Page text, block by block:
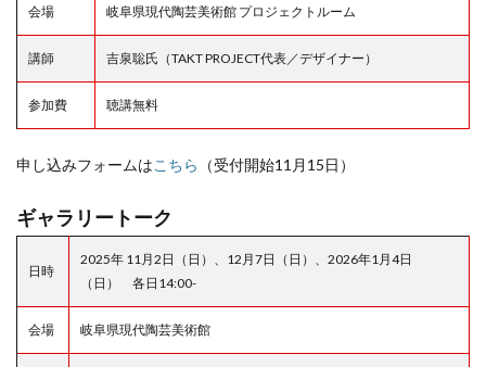
会場 岐阜県現代陶芸美術館 プロジェクトルーム
講師 吉泉聡氏（TAKT PROJECT代表／デザイナー）
参加費 聴講無料
申し込みフォームはこちら （受付開始11月15日）
ギャラリートーク
日時
2025年 11月2日（日）、12月7日（日）、2026年1月4日
（日） 各日14:00-
会場 岐阜県現代陶芸美術館